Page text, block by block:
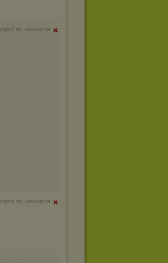
zgłoś do usunięcia
zgłoś do usunięcia